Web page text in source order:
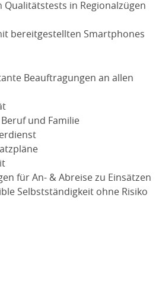
Qualitätstests in Regionalzügen
bereitgestellten Smartphones
Beauftragungen an allen
und Familie
für An- & Abreise zu Einsätzen
Selbstständigkeit ohne Risiko